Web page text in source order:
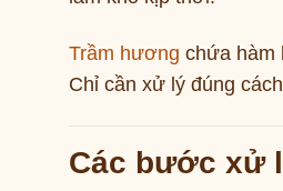
Trầm hương chứa hàm
Chỉ cần xử lý đúng
Các bước xử